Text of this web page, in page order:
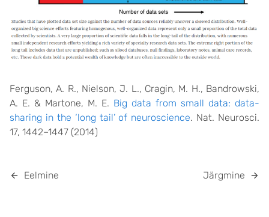
Ferguson, A. R., Nielson, J. L., Cragin, M. H., Bandrowski,
A. E. & Martone, M. E. Big data from small data: data-
sharing in the ‘long tail’ of neuroscience. Nat. Neurosci.
17, 1442–1447 (2014)
Eelmine Järgmine